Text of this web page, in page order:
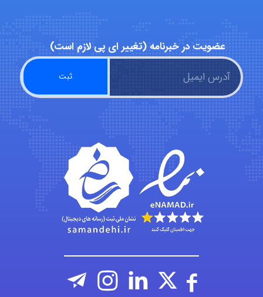
abolfazlkoshehe
A.balandeh
fatima
Jafar Tym
عضویت در خبرنامه (تغییر ای پی لازم است)